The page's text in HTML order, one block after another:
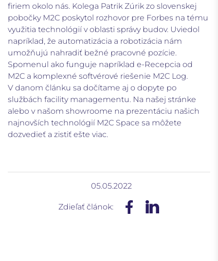
firiem okolo nás. Kolega Patrik Zúrik zo slovenskej
pobočky M2C poskytol rozhovor pre Forbes na tému
využitia technológií v oblasti správy budov. Uviedol
napríklad, že automatizácia a robotizácia nám
umožňujú nahradiť bežné pracovné pozície.
Spomenul ako funguje napríklad e-Recepcia od
M2C a komplexné softvérové riešenie M2C Log.
V danom článku sa dočítame aj o dopyte po
službách facility managementu. Na našej stránke
alebo v našom showroome na prezentáciu našich
najnovších technológií M2C Space sa môžete
dozvedieť a zistiť ešte viac.
05.05.2022
Zdieľať článok: